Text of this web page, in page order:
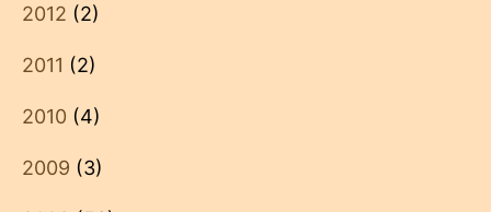
2012 (2)
2011 (2)
2010 (4)
2009 (3)